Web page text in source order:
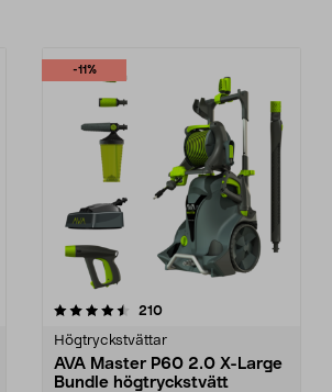
-11%
210recensioner
Högtryckstvättar
AVA Master P60 2.0 X-Large
Bundle högtryckstvätt
4.0 av 5 stjärnor